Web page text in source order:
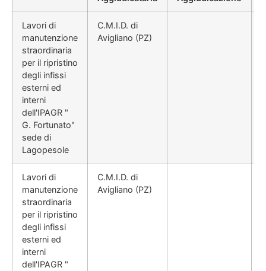
Lavori di
manutenzione
straordinaria
per il ripristino
degli infissi
esterni ed
interni
dell'IPAGR "
G. Fortunato"
sede di
Lagopesole
C.M.I.D. di
Avigliano (PZ)
Lavori di
manutenzione
straordinaria
per il ripristino
degli infissi
esterni ed
interni
dell'IPAGR "
C.M.I.D. di
Avigliano (PZ)